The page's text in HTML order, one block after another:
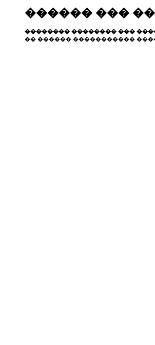
������ ���
�������� �������� ���
�� ������ �����������